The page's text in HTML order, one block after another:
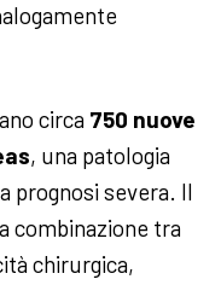
circa 750 nuove
, una patologia
prognosi severa. Il
combinazione tra
chirurgica,